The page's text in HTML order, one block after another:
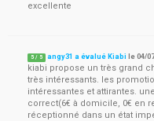
excellente
5 / 5 angy31 a évalué Kiabi le04/
kiabi propose un très grand
très intéressants. les
intéressantes et attirantes.
correct(6€ à domicile, 0€ en
réceptionné dans un état